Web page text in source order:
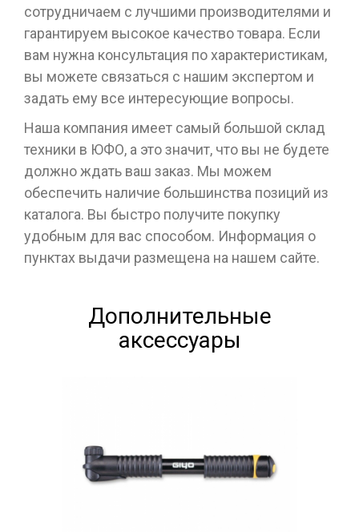
сотрудничаем с лучшими производителями и
гарантируем высокое качество товара. Если
вам нужна консультация по характеристикам,
вы можете связаться с нашим экспертом и
задать ему все интересующие вопросы.
Наша компания имеет самый большой склад
техники в ЮФО, а это значит, что вы не будете
должно ждать ваш заказ. Мы можем
обеспечить наличие большинства позиций из
каталога. Вы быстро получите покупку
удобным для вас способом. Информация о
пунктах выдачи размещена на нашем сайте.
Дополнительные
аксессуары